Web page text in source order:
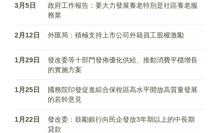
3月5日
政府工作報告：要大力發展養老特別是社區養老服
務業
2月12日 外匯局：積極支持上市公司外籍員工股權激勵
1月29日
發改委等十部門發佈優化供給、推動消費平穩增長
的實施方案
1月25日
國務院印發促進綜合保稅區高水平開放高質量發展
的若幹意見
1月22日
發改委：鼓勵銀行向民企發放3年期以上的中長期
貸款